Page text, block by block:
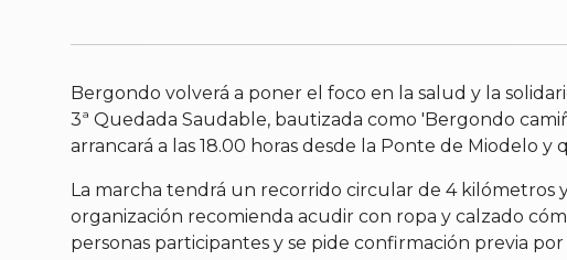
Bergondo volverá a poner el foco en la salud y la
3ª Quedada Saudable, bautizada como 'Bergondo
arrancará a las 18.00 horas desde la Ponte de Miodelo
La marcha tendrá un recorrido circular de 4 kilómetros
organización recomienda acudir con ropa y calzado
personas participantes y se pide confirmación previa